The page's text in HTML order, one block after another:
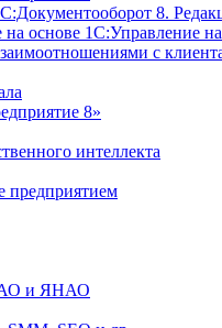
8.
на основе 1С:Управление
с
8»
интеллекта
предприятием
и ЯНАО